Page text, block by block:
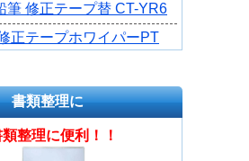
筆 修正テープ替 CT-YR6
正テープホワイパーPT
筆 修正テープ横引きカー
式6ミリ CT-YX6
筆 修正テープ横引きカー
式4.2ミリ CT-YX4
書類整理に
整理に便利！！